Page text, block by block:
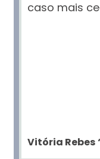
caso mais
Vitória Rebes